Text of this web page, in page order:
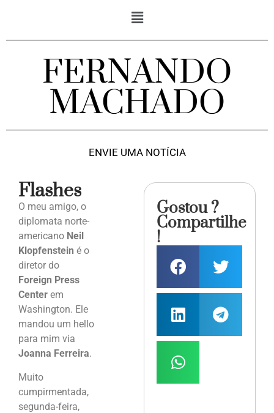
FERNANDO
MACHADO
ENVIE UMA NOTÍCIA
Flashes
O meu amigo, o
diplomata norte-
americano Neil
Klopfenstein é o
diretor do
Foreign Press
Center em
Washington. Ele
mandou um hello
para mim via
Joanna Ferreira.
Muito
cumpirmentada,
segunda-feira,
Gostou ?
Compartilhe
!